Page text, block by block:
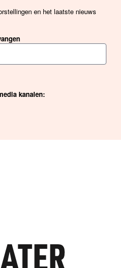
en het laatste nieuws
kanalen: